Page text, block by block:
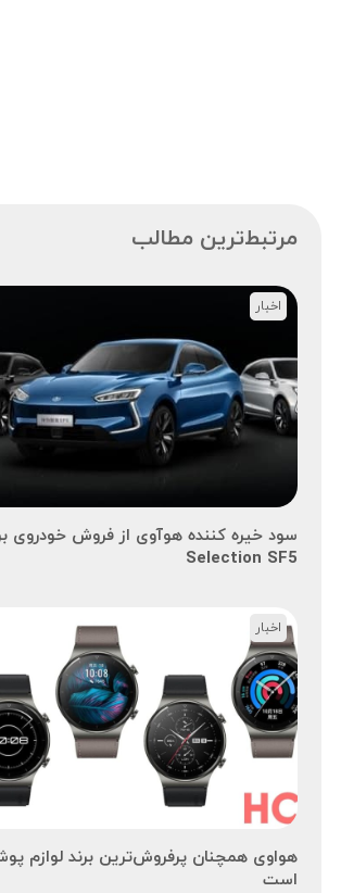
مرتبط‌ترین مطالب
Selection SF5
اخبار
هواوی همچنان پرفروش‌ترین برند لوازم
است
اخبار